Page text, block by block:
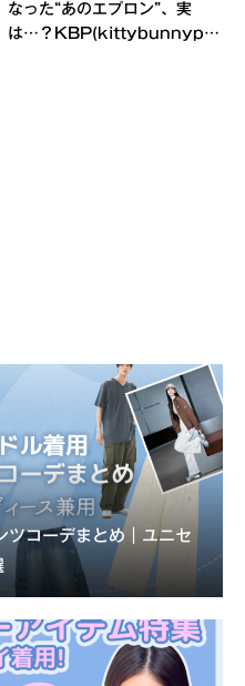
なった“あのエプロン”、実
は…？KBP(kittybunnypo
ツコーデまとめ｜ユニセ